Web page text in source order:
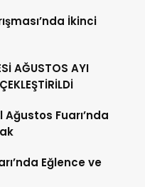
İkinci
AĞUSTOS AYI
Fuarı’nda
Eğlence ve